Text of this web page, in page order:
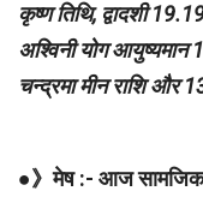
कृष्ण तिथि, द्वादशी
अश्विनी योग
चन्द्रमा मीन राशि और
●》मेष :- आज सामजिक